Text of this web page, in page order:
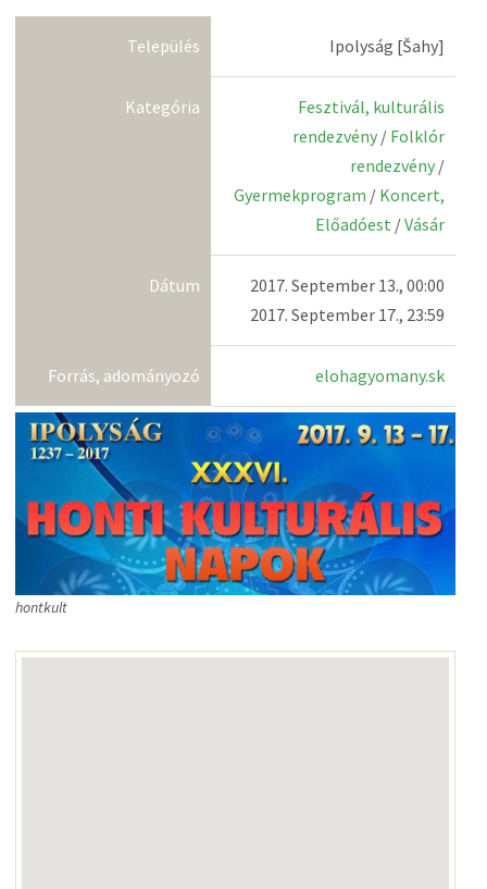
Település Ipolyság [Šahy]
Kategória
Fesztivál, kulturális
rendezvény / Folklór
rendezvény /
Gyermekprogram / Koncert,
Előadóest /Vásár
Dátum
2017. September 13., 00:00
2017. September 17., 23:59
Forrás, adományozó elohagyomany.sk
hontkult